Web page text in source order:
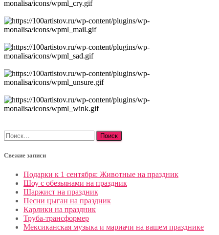
Найти:
Свежие записи
Подарки к 1 сентября: Животные на праздник
Шоу с обезьянами на праздник
Шаржист на праздник
Песни цыган на праздник
Карлики на праздник
Труба-трансформер
Мексиканская музыка и мариачи на вашем празднике